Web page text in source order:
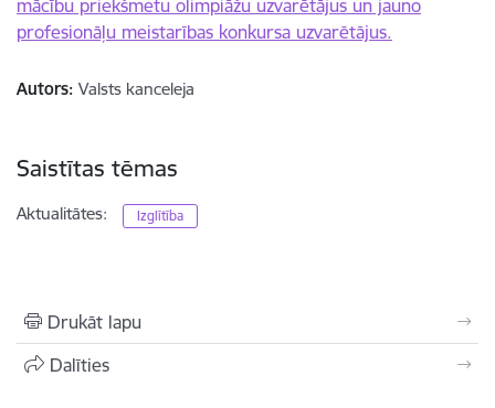
Autors: Valsts kanceleja
Saistītas tēmas
Aktualitātes: Izglītība
Drukāt lapu
Dalīties